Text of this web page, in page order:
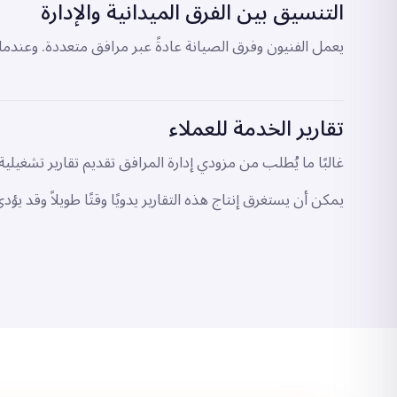
التنسيق بين الفرق الميدانية والإدارة
يعمل الفنيون وفرق الصيانة عادةً عبر مرافق متعددة.
تقارير الخدمة للعملاء
غالبًا ما يُطلب من مزودي إدارة المرافق تقديم تقارير
يمكن أن يستغرق إنتاج هذه التقارير يدويًا وقتًا طويلاً وقد